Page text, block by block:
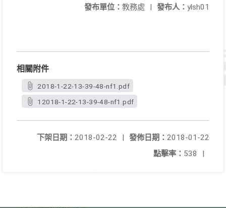
發布人： ylsh01
發布單位： 教務處 |
相關附件
2018-1-22-13-39-48-nf1.pdf
12018-1-22-13-39-48-nf1.pdf
發佈日期： 2018-01-22
下架日期： 2018-02-22
|
點擊率： 538 |